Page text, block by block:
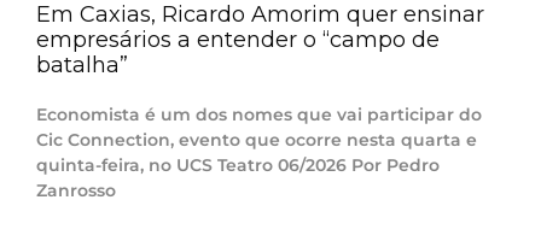
Em Caxias, Ricardo Amorim quer ensinar
empresários a entender o “campo de
batalha”
Economista é um dos nomes que vai participar do
Cic Connection, evento que ocorre nesta quarta e
quinta-feira, no UCS Teatro 06/2026 Por Pedro
Zanrosso